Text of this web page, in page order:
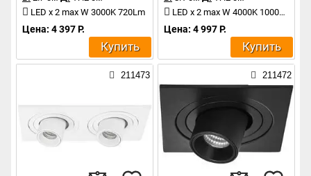
LED x 2 max W 3000K 720Lm
Цена: 4 397 Р.
Купить
LED x 2 max W 4000K 1000Lm
Цена: 4 997 Р.
Купить
211473 211472